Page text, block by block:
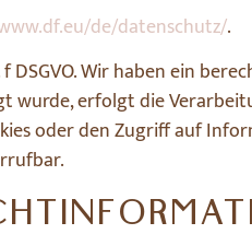
de/datenschutz/.
Wir haben ein
erfolgt die
oder den Zugriff auf